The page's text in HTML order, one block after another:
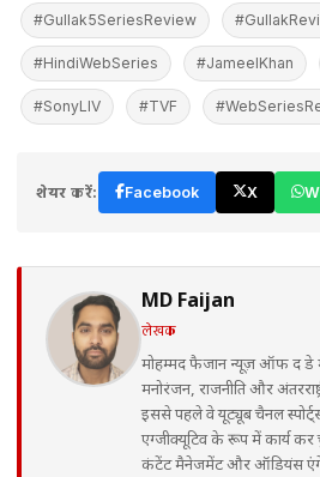
#Gullak5SeriesReview
#HindiWebSeries #JameelKhan
#SonyLIV #TVF
शेयर करें: Facebook X
MD Faijan
लेखक
मोहम्मद फैजान न्यूज़ ऑफ द डे
मनोरंजन, राजनीति और
इससे पहले वे यूट्यूब चैनल
एग्जीक्यूटिव के रूप में कार्य
कंटेंट मैनेजमेंट और ऑडियंस